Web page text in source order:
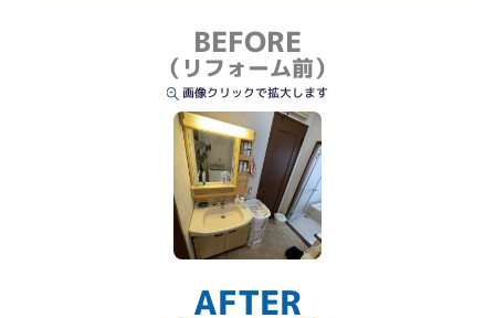
BEFORE
（リフォーム前）
画像クリックで拡大します
AFTER